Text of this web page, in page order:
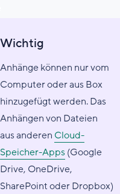
Wichtig
Anhänge können nur vom
Computer oder aus Box
hinzugefügt werden. Das
Anhängen von Dateien
aus anderen Cloud-
Speicher-Apps(Google
Drive, OneDrive,
SharePoint oder Dropbox)